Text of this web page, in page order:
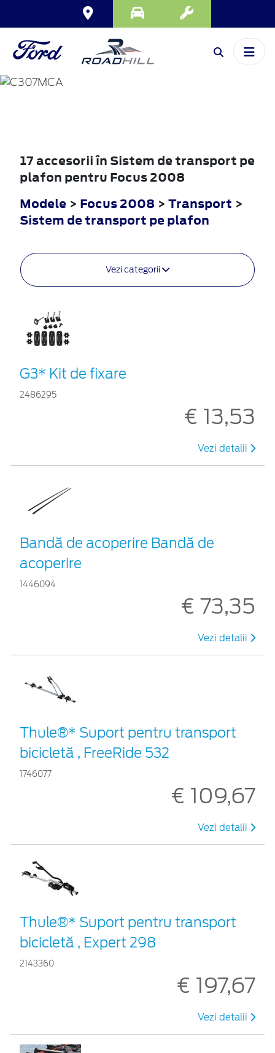
FOCUS
17 accesorii în Sistem de transport pe
plafon pentru Focus 2008
Modele > Focus 2008 > Transport >
Sistem de transport pe plafon
Vezi categorii
G3* Kit de fixare
2486295
€ 13,53
Vezi detalii
Bandă de acoperire Bandă de
acoperire
1446094
€ 73,35
Vezi detalii
Thule®* Suport pentru transport
bicicletă , FreeRide 532
1746077
€ 109,67
Vezi detalii
Thule®* Suport pentru transport
bicicletă , Expert 298
2143360
€ 197,67
Vezi detalii